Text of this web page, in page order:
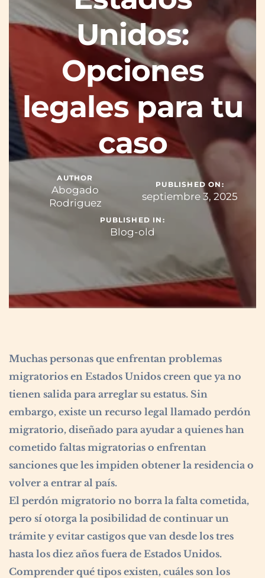
Unidos:
Opciones
legales para tu
caso
AUTHOR
Abogado
Rodriguez
PUBLISHED ON:
septiembre 3, 2025
PUBLISHED IN:
Blog-old
Muchas personas que enfrentan problemas
migratorios en Estados Unidos creen que ya no
tienen salida para arreglar su estatus. Sin
embargo, existe un recurso legal llamado perdón
migratorio, diseñado para ayudar a quienes han
cometido faltas migratorias o enfrentan
sanciones que les impiden obtener la residencia o
volver a entrar al país.
El perdón migratorio no borra la falta cometida,
pero sí otorga la posibilidad de continuar un
trámite y evitar castigos que van desde los tres
hasta los diez años fuera de Estados Unidos.
Comprender qué tipos existen, cuáles son los